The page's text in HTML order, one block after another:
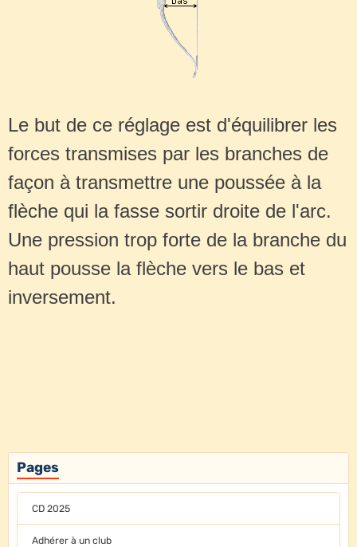
Le but de ce réglage est d'équilibrer les
forces transmises par les branches de
façon à transmettre une poussée à la
flèche qui la fasse sortir droite de l'arc.
Une pression trop forte de la branche du
haut pousse la flèche vers le bas et
inversement.
Pages
CD 2025
Adhérer à un club